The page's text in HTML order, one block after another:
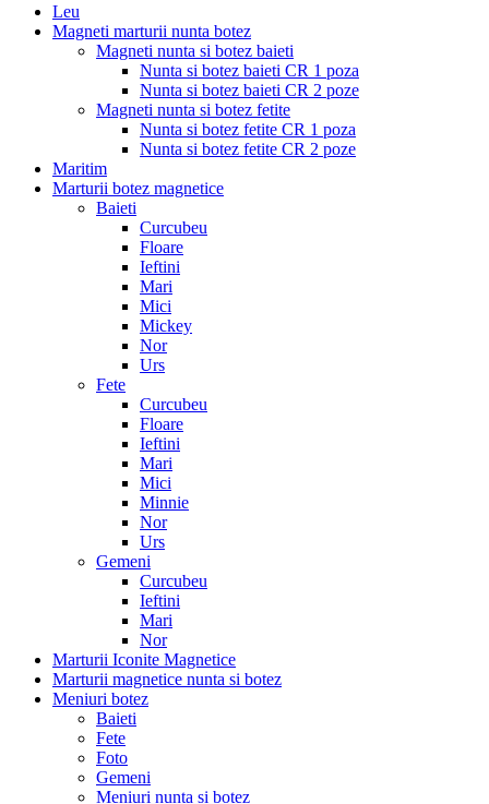
Leu
Magneti marturii nunta botez
Magneti nunta si botez baieti
Nunta si botez baieti CR 1 poza
Nunta si botez baieti CR 2 poze
Magneti nunta si botez fetite
Nunta si botez fetite CR 1 poza
Nunta si botez fetite CR 2 poze
Maritim
Marturii botez magnetice
Baieti
Curcubeu
Floare
Ieftini
Mari
Mici
Mickey
Nor
Urs
Fete
Curcubeu
Floare
Ieftini
Mari
Mici
Minnie
Nor
Urs
Gemeni
Curcubeu
Ieftini
Mari
Nor
Marturii Iconite Magnetice
Marturii magnetice nunta si botez
Meniuri botez
Baieti
Fete
Foto
Gemeni
Meniuri nunta si botez